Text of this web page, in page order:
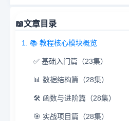
📖文章目录
1. 📚 教程核心模块概览
✅ 基础入门篇（23集）
📊 数据结构篇（28集）
🛠️ 函数与进阶篇（28集）
🎯 实战项目篇（28集）